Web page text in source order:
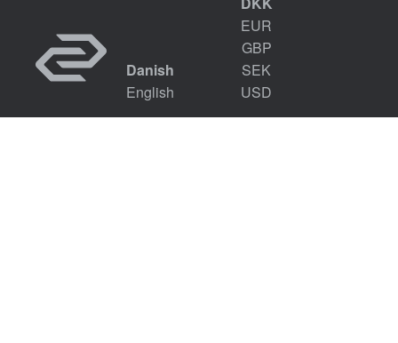
Danish
English
EUR
GBP
SEK
USD